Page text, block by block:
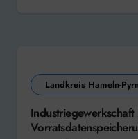
Landkreis Hameln-